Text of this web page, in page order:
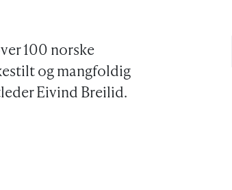
100 norske
og mangfoldig
Eivind Breilid.